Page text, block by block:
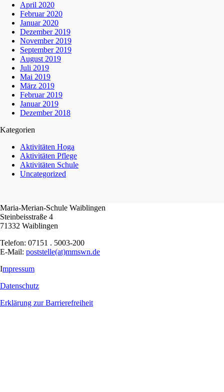
April 2020
Februar 2020
Januar 2020
Dezember 2019
November 2019
September 2019
August 2019
Juli 2019
Mai 2019
März 2019
Februar 2019
Januar 2019
Dezember 2018
Kategorien
Aktivitäten Hoga
Aktivitäten Pflege
Aktivitäten Schule
Uncategorized
Maria-Merian-Schule Waiblingen
Steinbeisstraße 4
71332 Waiblingen
Telefon: 07151 . 5003-200
E-Mail: poststelle(at)mmswn.de
Impressum
Datenschutz
Erklärung zur Barrierefreiheit